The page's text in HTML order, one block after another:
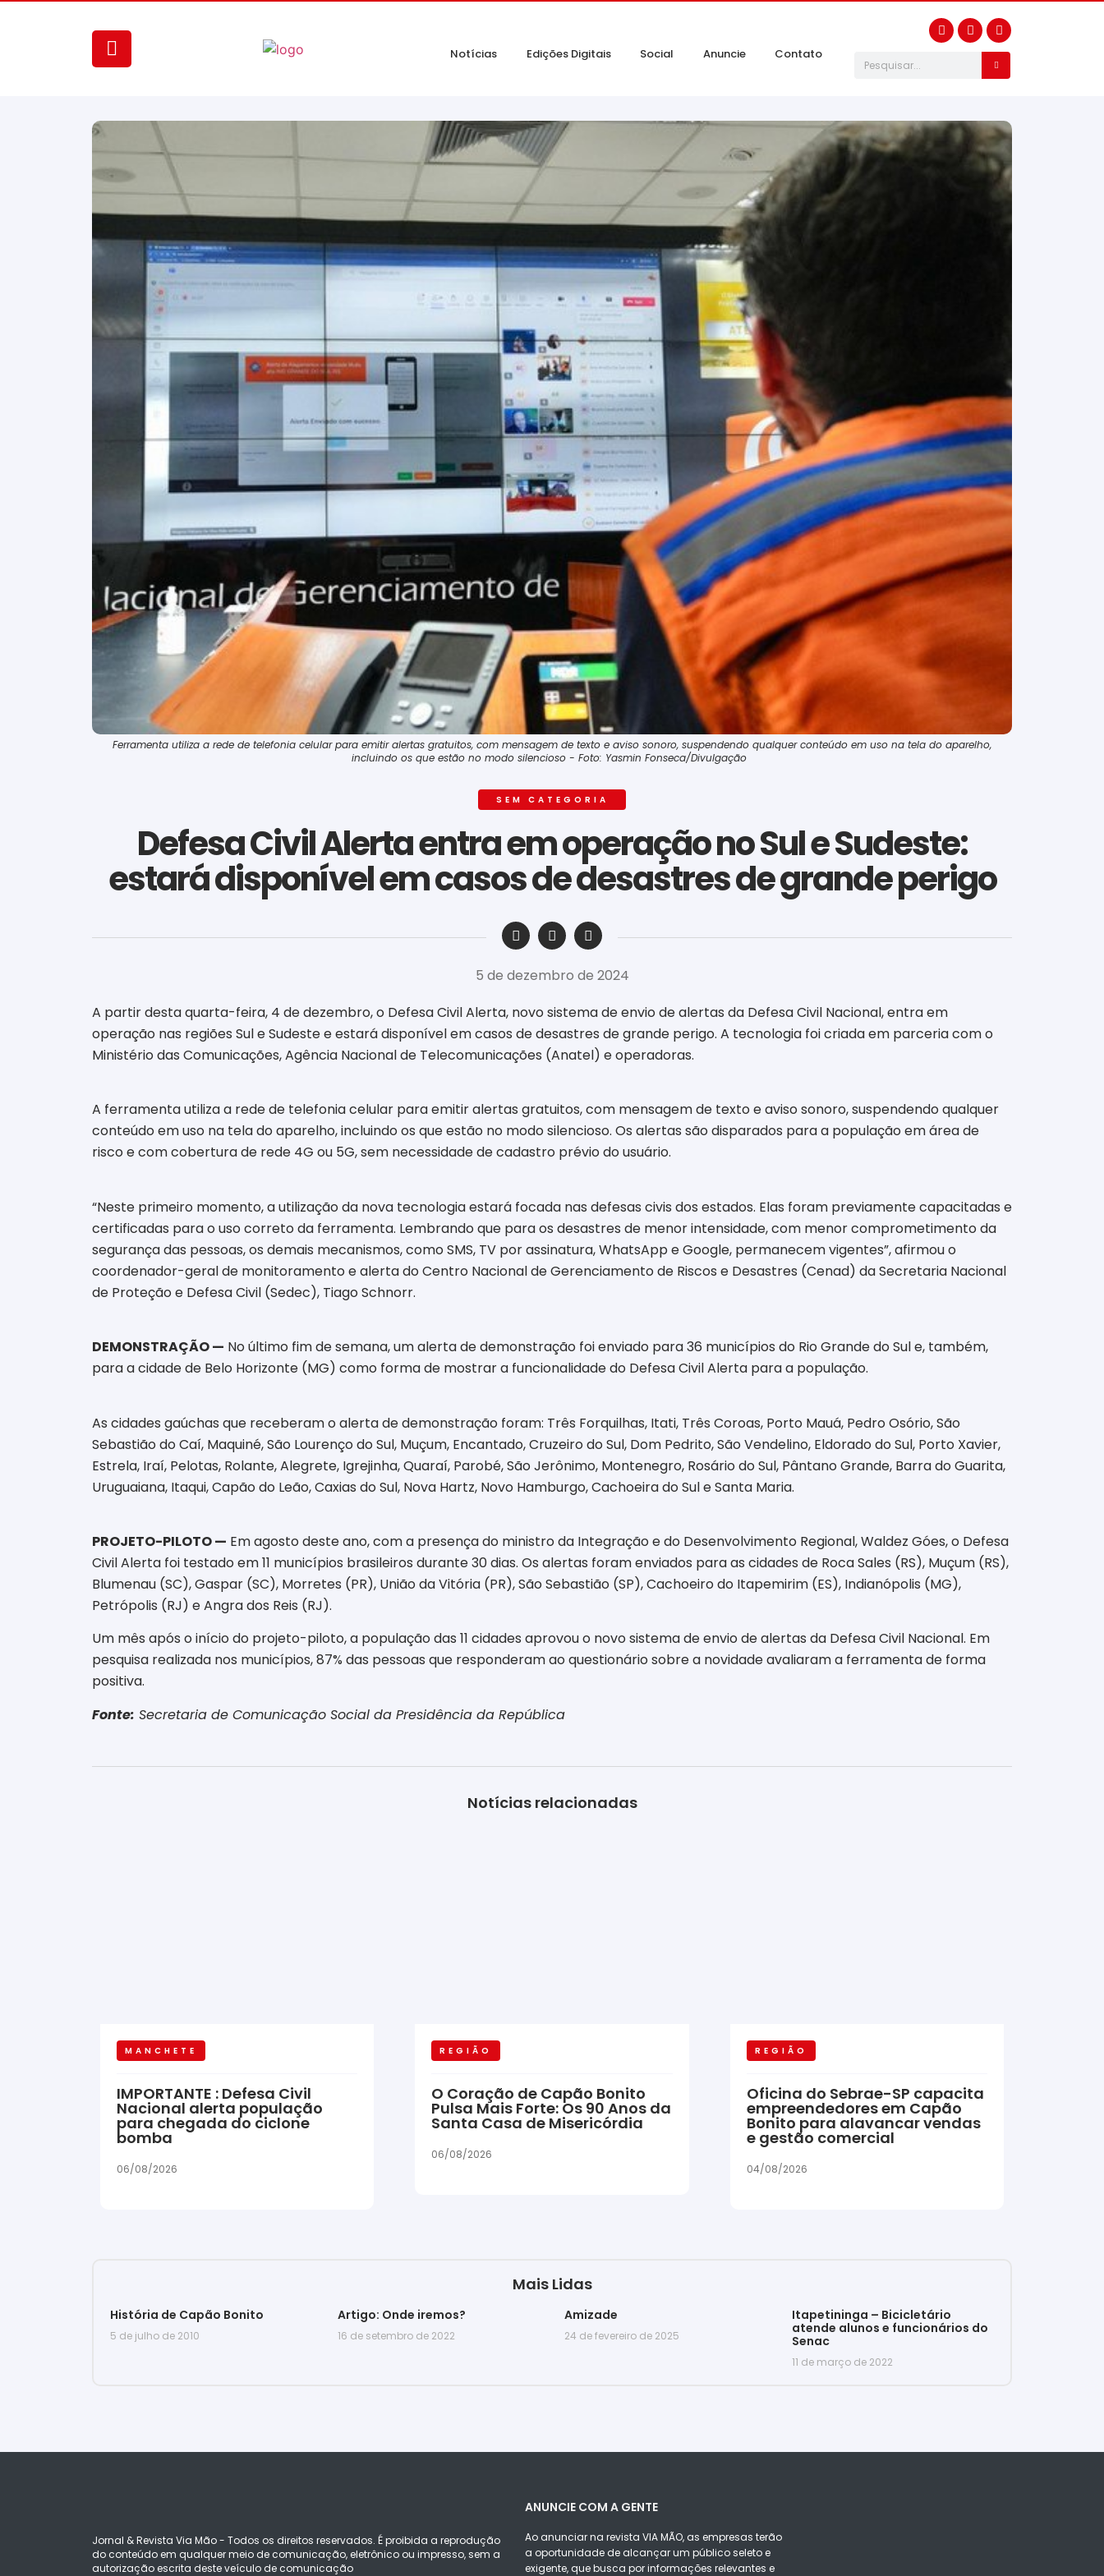
Notícias Edições Digitais Social Anuncie Contato
Ferramenta utiliza a rede de telefonia celular para emitir alertas gratuitos, com mensagem de texto e aviso sonoro, suspendendo qualquer conteúdo em uso na tela do aparelho,
incluindo os que estão no modo silencioso - Foto: Yasmin Fonseca/Divulgação
SEM CATEGORIA
Defesa Civil Alerta entra em operação no Sul e Sudeste:
estará disponível em casos de desastres de grande perigo
‎ ‎ ‎ ‎ ‎ ‎ ‎ ‎ ‎ ‎ ‎ ‎ ‎ ‎ ‎ ‎ ‎ ‎ ‎ ‎ ‎ ‎ ‎ ‎ ‎ ‎ ‎ ‎ ‎ ‎ ‎
5 de dezembro de 2024
A partir desta quarta-feira, 4 de dezembro, o Defesa Civil Alerta, novo sistema de envio de alertas da Defesa Civil Nacional, entra em
operação nas regiões Sul e Sudeste e estará disponível em casos de desastres de grande perigo. A tecnologia foi criada em parceria com o
Ministério das Comunicações, Agência Nacional de Telecomunicações (Anatel) e operadoras.
A ferramenta utiliza a rede de telefonia celular para emitir alertas gratuitos, com mensagem de texto e aviso sonoro, suspendendo qualquer
conteúdo em uso na tela do aparelho, incluindo os que estão no modo silencioso. Os alertas são disparados para a população em área de
risco e com cobertura de rede 4G ou 5G, sem necessidade de cadastro prévio do usuário.
“Neste primeiro momento, a utilização da nova tecnologia estará focada nas defesas civis dos estados. Elas foram previamente capacitadas e
certificadas para o uso correto da ferramenta. Lembrando que para os desastres de menor intensidade, com menor comprometimento da
segurança das pessoas, os demais mecanismos, como SMS, TV por assinatura, WhatsApp e Google, permanecem vigentes”, afirmou o
coordenador-geral de monitoramento e alerta do Centro Nacional de Gerenciamento de Riscos e Desastres (Cenad) da Secretaria Nacional
de Proteção e Defesa Civil (Sedec), Tiago Schnorr.
DEMONSTRAÇÃO — No último fim de semana, um alerta de demonstração foi enviado para 36 municípios do Rio Grande do Sul e, também,
para a cidade de Belo Horizonte (MG) como forma de mostrar a funcionalidade do Defesa Civil Alerta para a população.
As cidades gaúchas que receberam o alerta de demonstração foram: Três Forquilhas, Itati, Três Coroas, Porto Mauá, Pedro Osório, São
Sebastião do Caí, Maquiné, São Lourenço do Sul, Muçum, Encantado, Cruzeiro do Sul, Dom Pedrito, São Vendelino, Eldorado do Sul, Porto Xavier,
Estrela, Iraí, Pelotas, Rolante, Alegrete, Igrejinha, Quaraí, Parobé, São Jerônimo, Montenegro, Rosário do Sul, Pântano Grande, Barra do Guarita,
Uruguaiana, Itaqui, Capão do Leão, Caxias do Sul, Nova Hartz, Novo Hamburgo, Cachoeira do Sul e Santa Maria.
PROJETO-PILOTO — Em agosto deste ano, com a presença do ministro da Integração e do Desenvolvimento Regional, Waldez Góes, o Defesa
Civil Alerta foi testado em 11 municípios brasileiros durante 30 dias. Os alertas foram enviados para as cidades de Roca Sales (RS), Muçum (RS),
Blumenau (SC), Gaspar (SC), Morretes (PR), União da Vitória (PR), São Sebastião (SP), Cachoeiro do Itapemirim (ES), Indianópolis (MG),
Petrópolis (RJ) e Angra dos Reis (RJ).
Um mês após o início do projeto-piloto, a população das 11 cidades aprovou o novo sistema de envio de alertas da Defesa Civil Nacional. Em
pesquisa realizada nos municípios, 87% das pessoas que responderam ao questionário sobre a novidade avaliaram a ferramenta de forma
positiva.
Fonte: Secretaria de Comunicação Social da Presidência da República
Notícias relacionadas
MANCHETE
IMPORTANTE : Defesa Civil
Nacional alerta população
para chegada do ciclone
bomba
06/08/2026
REGIÃO
O Coração de Capão Bonito
Pulsa Mais Forte: Os 90 Anos da
Santa Casa de Misericórdia
06/08/2026
REGIÃO
Oficina do Sebrae-SP capacita
empreendedores em Capão
Bonito para alavancar vendas
e gestão comercial
04/08/2026
Mais Lidas
História de Capão Bonito
5 de julho de 2010
Artigo: Onde iremos?
16 de setembro de 2022
Amizade
24 de fevereiro de 2025
Itapetininga – Bicicletário
atende alunos e funcionários do
Senac
11 de março de 2022
Jornal & Revista Via Mão - Todos os direitos reservados. É proibida a reprodução
do conteúdo em qualquer meio de comunicação, eletrônico ou impresso, sem a
autorização escrita deste veículo de comunicação
ANUNCIE COM A GENTE
Ao anunciar na revista VIA MÃO, as empresas terão
a oportunidade de alcançar um público seleto e
exigente, que busca por informações relevantes e